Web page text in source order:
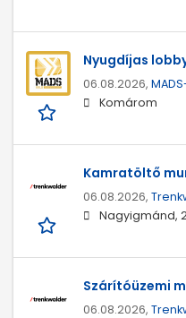
Nyugdíjas
06.08.2026,
Komárom
Kamratöltő
06.08.2026,
Nagyigmánd,
Szárítóüzemi
06.08.2026,